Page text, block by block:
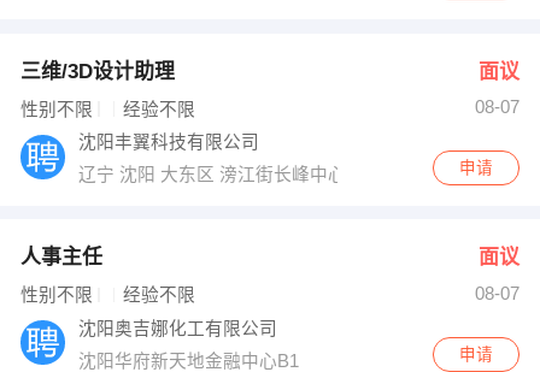
三维/3D设计助理 面议
性别不限 经验不限
08-07
沈阳丰翼科技有限公司
辽宁 沈阳 大东区 滂江街长峰中心2406
申请
人事主任 面议
性别不限 经验不限
08-07
沈阳奥吉娜化工有限公司
沈阳华府新天地金融中心B1
申请